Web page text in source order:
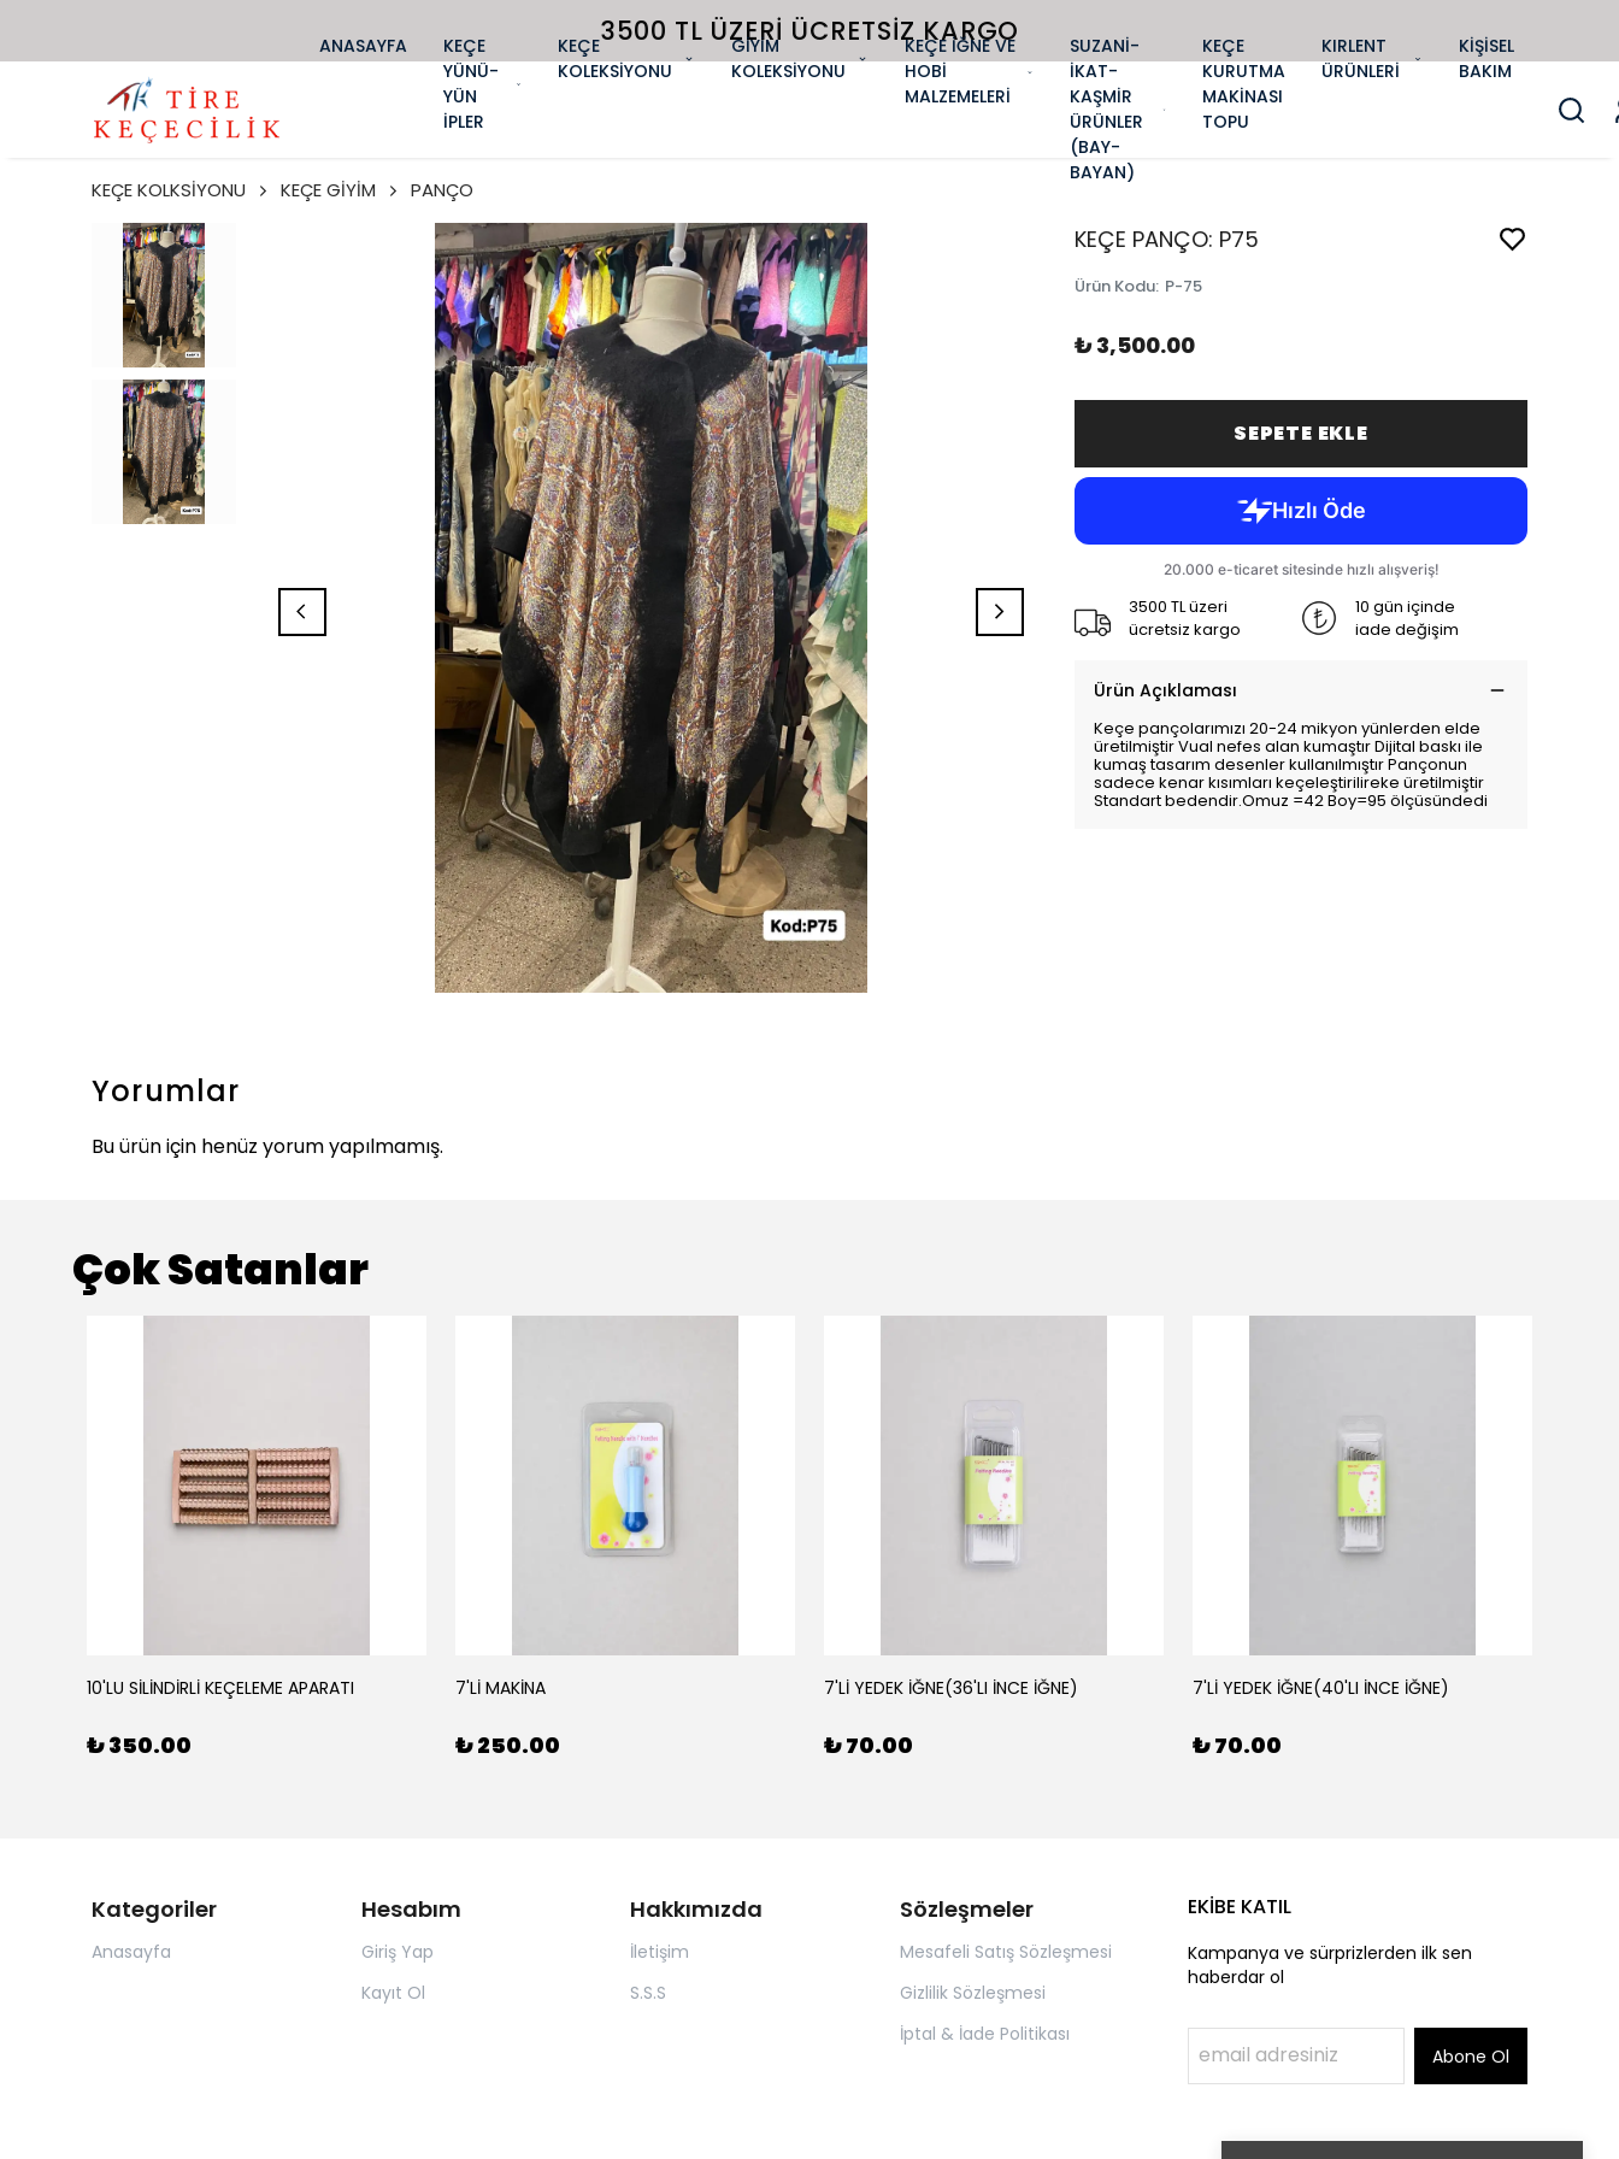
3500 TL ÜZERI ÜCRETSIZ KARGO
ANASAYFA
KEÇE
YÜNÜ-
YÜN
İPLER
KEÇE
KOLEKSİYONU
GİYİM
KOLEKSİYONU
KEÇE İĞNE VE
HOBİ
MALZEMELERİ
SUZANİ-
İKAT-
KAŞMİR
ÜRÜNLER
(BAY-
BAYAN)
KEÇE
KURUTMA
MAKİNASI
TOPU
KIRLENT
ÜRÜNLERİ
KİŞİSEL
BAKIM
KEÇE KOLKSİYONU KEÇE GİYİM PANÇO
KEÇE PANÇO: P75
Ürün Kodu: P-75
₺ 3,500.00
SEPETE EKLE
3500 TL üzeri
ücretsiz kargo
10 gün içinde
iade değişim
Ürün Açıklaması
Keçe pançolarımızı 20-24 mikyon yünlerden elde
üretilmiştir Vual nefes alan kumaştır Dijital baskı ile
kumaş tasarım desenler kullanılmıştır Pançonun
sadece kenar kısımları keçeleştirilireke üretilmiştir
Standart bedendir.Omuz =42 Boy=95 ölçüsündedi
Yorumlar
Bu ürün için henüz yorum yapılmamış.
Çok Satanlar
10'LU SİLİNDİRLİ KEÇELEME APARATI
₺ 350.00
7'Lİ MAKİNA
₺ 250.00
7'Lİ YEDEK İĞNE(36'LI İNCE İĞNE)
₺ 70.00
7'Lİ YEDEK İĞNE(40'LI İNCE İĞNE)
₺ 70.00
Kategoriler
Anasayfa
Hesabım
Giriş Yap
Kayıt Ol
Hakkımızda
İletişim
S.S.S
Sözleşmeler
Mesafeli Satış Sözleşmesi
Gizlilik Sözleşmesi
İptal & İade Politikası
EKİBE KATIL
Kampanya ve sürprizlerden ilk sen
haberdar ol
Abone Ol